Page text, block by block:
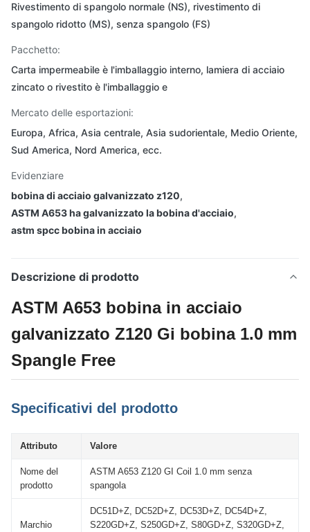
Rivestimento di spangolo normale (NS), rivestimento di
spangolo ridotto (MS), senza spangolo (FS)
Pacchetto:
Carta impermeabile è l'imballaggio interno, lamiera di acciaio
zincato o rivestito è l'imballaggio e
Mercato delle esportazioni:
Europa, Africa, Asia centrale, Asia sudorientale, Medio Oriente,
Sud America, Nord America, ecc.
Evidenziare
bobina di acciaio galvanizzato z120,
ASTM A653 ha galvanizzato la bobina d'acciaio,
astm spcc bobina in acciaio
Descrizione di prodotto
ASTM A653 bobina in acciaio
galvanizzato Z120 Gi bobina 1.0 mm
Spangle Free
Specificativi del prodotto
Attributo Valore
Nome del
prodotto
ASTM A653 Z120 GI Coil 1.0 mm senza
spangola
Marchio
DC51D+Z, DC52D+Z, DC53D+Z, DC54D+Z,
S220GD+Z, S250GD+Z, S80GD+Z, S320GD+Z,